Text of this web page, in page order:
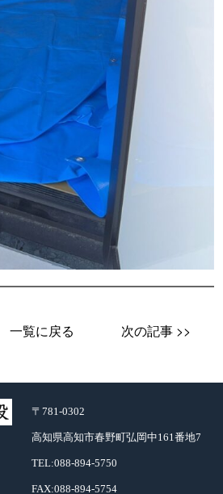
一覧に戻る 次の記事 >>
〒781-0302
高知県高知市春野町弘岡中161番地7
TEL:088-894-5750
FAX:088-894-5754